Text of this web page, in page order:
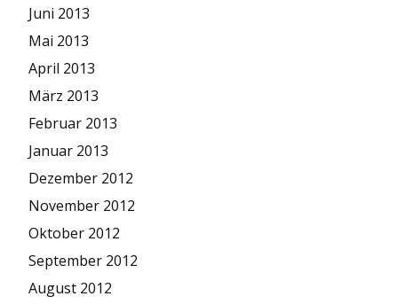
Juni 2013
Mai 2013
April 2013
März 2013
Februar 2013
Januar 2013
Dezember 2012
November 2012
Oktober 2012
September 2012
August 2012